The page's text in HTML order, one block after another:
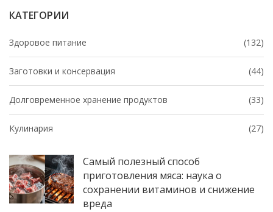
КАТЕГОРИИ
Здоровое питание (132)
Заготовки и консервация (44)
Долговременное хранение продуктов (33)
Кулинария (27)
Самый полезный способ
приготовления мяса: наука о
сохранении витаминов и снижение
вреда